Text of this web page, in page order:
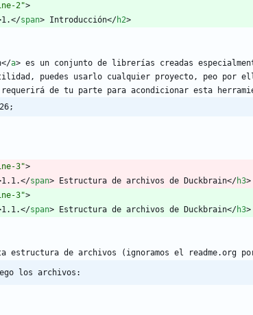
2">
1.</span> Introducción</h2>
</a> es un conjunto de librerías creadas
puedes usarlo cualquier proyecto, peo por
de tu parte para acondicionar esta
3">
1.1.</span> Estructura de archivos de Duckbrain</h3>
3">
1.1.</span> Estructura de archivos de Duckbrain</h3>
de archivos (ignoramos el readme.org
los archivos: